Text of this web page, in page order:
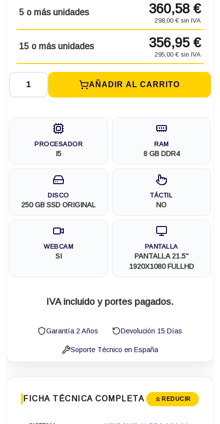
5 o más unidades 360,58 €
298,00 € sin IVA
15 o más unidades 356,95 €
295,00 € sin IVA
AÑADIR AL CARRITO
PROCESADOR
I5
RAM
8 GB DDR4
DISCO
250 GB SSD ORIGINAL
TÁCTIL
NO
WEBCAM
SI
PANTALLA
PANTALLA 21.5"
1920X1080 FULLHD
IVA incluido y portes pagados.
Garantía 2 Años Devolución 15 Días
Soporte Técnico en España
FICHA TÉCNICA COMPLETA REDUCIR